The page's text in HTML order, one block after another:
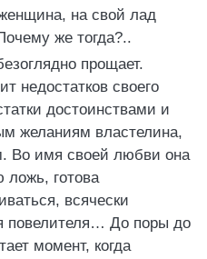
на свой лад
же тогда?..
прощает.
недостатков своего
достоинствами и
желаниям властелина,
Во имя своей любви она
ложь, готова
всячески
повелителя… До поры до
момент, когда